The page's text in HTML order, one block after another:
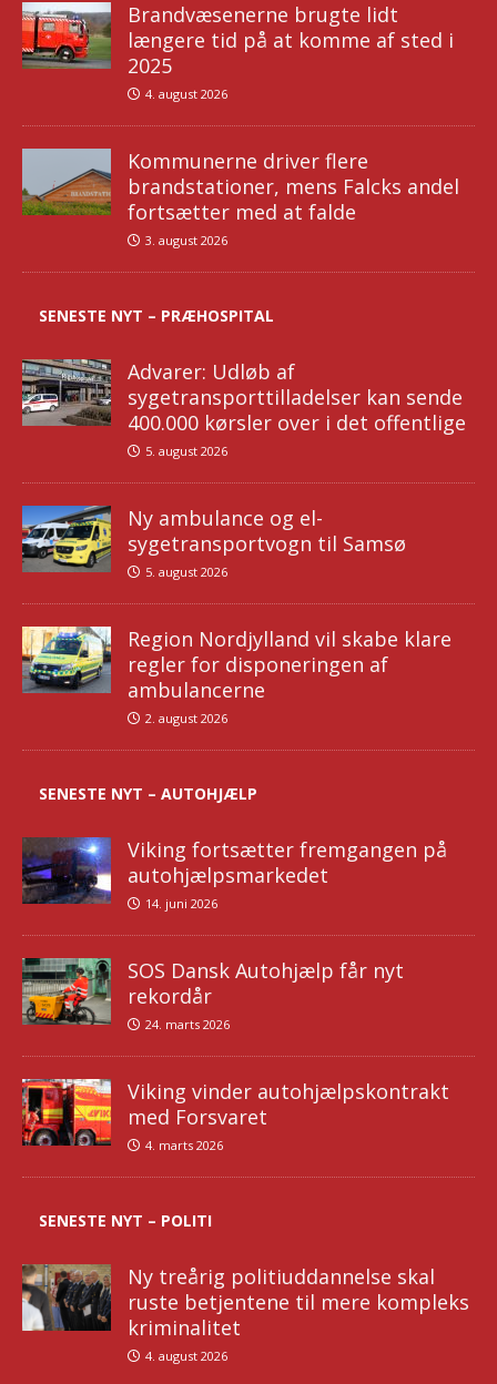
Brandvæsenerne brugte lidt
længere tid på at komme af sted i
2025
4. august 2026
Kommunerne driver flere
brandstationer, mens Falcks andel
fortsætter med at falde
3. august 2026
SENESTE NYT – PRÆHOSPITAL
Advarer: Udløb af
sygetransporttilladelser kan sende
400.000 kørsler over i det offentlige
5. august 2026
Ny ambulance og el-
sygetransportvogn til Samsø
5. august 2026
Region Nordjylland vil skabe klare
regler for disponeringen af
ambulancerne
2. august 2026
SENESTE NYT – AUTOHJÆLP
Viking fortsætter fremgangen på
autohjælpsmarkedet
14. juni 2026
SOS Dansk Autohjælp får nyt
rekordår
24. marts 2026
Viking vinder autohjælpskontrakt
med Forsvaret
4. marts 2026
SENESTE NYT – POLITI
Ny treårig politiuddannelse skal
ruste betjentene til mere kompleks
kriminalitet
4. august 2026